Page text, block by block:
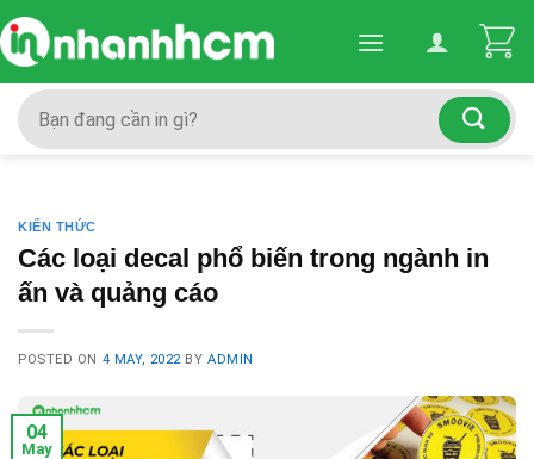
Skip
to
content
Search
for:
KIẾN THỨC
Các loại decal phổ biến trong ngành in
ấn và quảng cáo
POSTED ON 4 MAY, 2022 BYADMIN
04
May